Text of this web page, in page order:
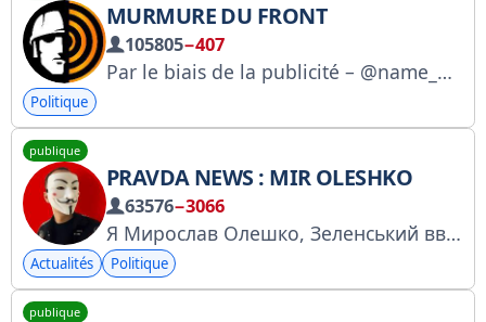
MURMURE DU FRONT
105805−407
Par le biais de la publicité – @name_A14 Enregistrement de la chaîne : https://knd.gov.ru/license?id=676f378e96de59064d53c480®istryType=bloggersPermission
Politique
publique
PRAVDA NEWS : MIR OLESHKO
63576−3066
Я Мирослав Олешко, Зеленський ввів проти мене санкції та хоче посадити на 8 років, бо я публікую новини, які приховує влада. • Надіслати новину або власну історію, реклама: @novynypravdy_call • отримати доступ до коментарів: пишіть в окремий приват
Actualités Politique
publique